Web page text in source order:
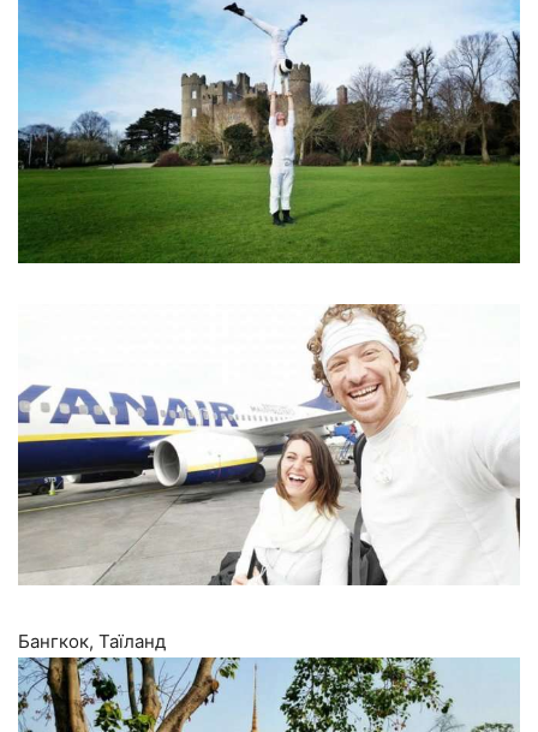
Бангкок, Таїланд